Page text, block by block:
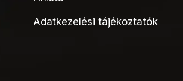
Adatkezelési tájékoztatók